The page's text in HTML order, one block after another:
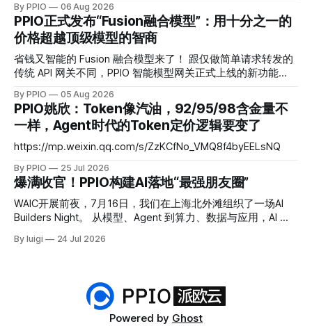
的 AI 预算问题消失。主流可用的模型从三五个变成了十几
个，每家厂商定价体系不同，缓存机制不同，并发限制也不
同。多模型混用的企业团队，往往需要维护多个账户、多套账
单，遇到某个模型价格调整或服务波动时处理起来相当被动。
而现在，PPIO 发布的企业 Token Plan，正是要解决这些问
Token Plan 是一套标准化的预付费折扣产品，核心机制是“融
合 Token”：以 DeepSeek V4 Flash 输入 Token 为基准单位
（
By PPIO 06 Aug 2026
PPIO正式发布“Fusion融合模型”：用十分之一的
价格超越顶级模型的智商
省钱又智能的 Fusion 融合模型来了！ 跟仅做简单请求转发的
传统 API 网关不同，PPIO 智能模型网关正式上线的新功能
关会将复杂任务同时分发给多个各有所长的“专家模型”并行作
答，再通过思考编排与交叉验证，由主模型融合生成最终答
案。 Fusion 模型以智能优先、兼顾性价比：通过工程化的融
合手段，把回答质量稳定在头部旗舰模型梯队，同时把成本控
制在中低梯队。在 DRACO 深度研究基准测试中，PPIO 用三个
开源模型融合后的评分超越了 Claude Fable 5，而成本仅为后
者的十分之一。 Fusion 融合模型证明，智能的提升不再只发
生在参数层，它也可以发生在调用层。 为什么 Agent 时代不
能只依赖一个模型？ 2026 年，大模型市场进入密集迭代期。
Claude、GPT、Kimi、GLM 等主流模型几乎每季度都有新版
本发布，排行榜的头部位置频繁更替。对应用开发者而言，可
By PPIO 05 Aug 2026
PPIO姚欣：Token像汽油，92/95/98含金量不
一样，Agent时代的Token定价逻辑要变了
https://mp.weixin.qq.com/s/ZzKCfNo_VMQ8f4byEELsNQ
By PPIO 25 Jul 2026
爆满收官！PPIO构建AI落地“最强朋友圈”
WAIC开展前夜，7月16日，我们在上海北外滩组织了一场AI
Builders Night。 从模型、Agent 到算力、数据与应用，AI 行
也被反复提起：技术能力不断向前，究竟有多少产品真正进入
拆解AI落地真相 我们邀请了四位深耕AI产业、落地经验丰富的
重磅嘉宾：PPIO 合伙人陆昆仑、明略科技创始人吴明辉、
Joulebeat 创始人向涛，以及蚂蚁集团副总裁 & 蚂蚁百灵大模
By luigi 24 Jul 2026
Powered by Ghost